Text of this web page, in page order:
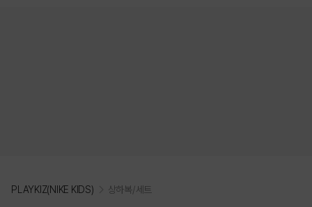
PLAYKIZ(NIKE KIDS) 상하복/세트